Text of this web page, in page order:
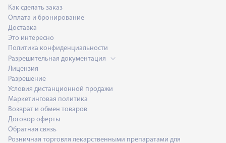
Как сделать заказ
Оплата и бронирование
Доставка
Это интересно
Политика конфиденциальности
Разрешительная документация
Лицензия
Разрешение
Условия дистанционной продажи
Маркетинговая политика
Возврат и обмен товаров
Договор оферты
Обратная связь
Розничная торговля лекарственными препаратами для